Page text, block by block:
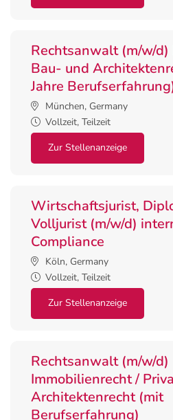
Rechtsanwalt (m/w/d)
Bau- und
Jahre
München, Germany
Vollzeit, Teilzeit
Zur Stellenanzeige
Wirtschaftsjurist,
Volljurist (m/w/d)
Compliance
Köln, Germany
Vollzeit, Teilzeit
Zur Stellenanzeige
Rechtsanwalt (m/w/d)
Immobilienrecht /
Architektenrecht (mit
Berufserfahrung)